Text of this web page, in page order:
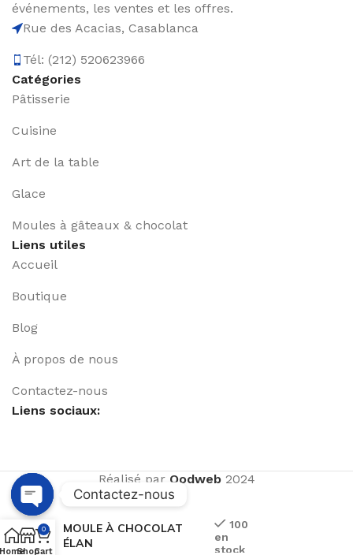
événements, les ventes et les offres.
Rue des Acacias, Casablanca
Tél: (212) 520623966
Catégories
Pâtisserie
Cuisine
Art de la table
Glace
Moules à gâteaux & chocolat
Liens utiles
Accueil
Boutique
Blog
À propos de nous
Contactez-nous
Liens sociaux:
Réalisé par Qodweb2024
MOULE À CHOCOLAT
ÉLAN
100
en
stock
HomeShop
0
Cart
Contactez-nous
Open
chaty